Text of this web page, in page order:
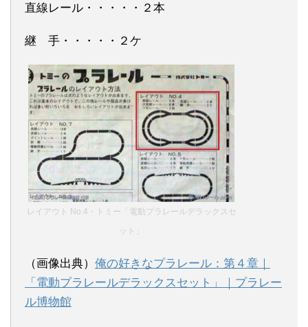
直線レール・・・・・２本
継 手・・・・・２ケ
レイアウト No.4・トミー「電動プラレールデラックスセ
ット」
（画像出典） 俺の好きなプラレール：第４章｜
「電動プラレールデラックスセット」｜プラレー
ル博物館